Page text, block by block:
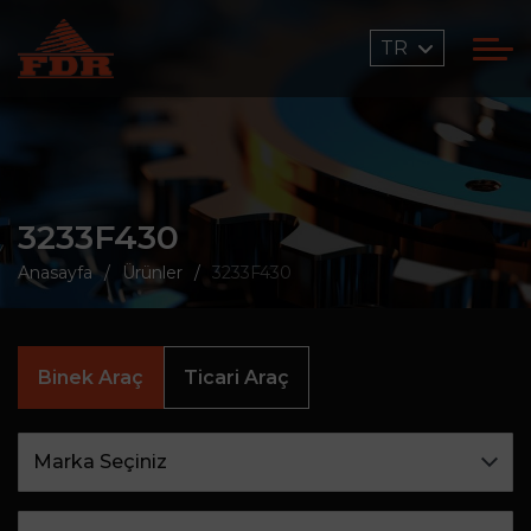
TR
3233F430
Anasayfa Ürünler 3233F430
Binek Araç Ticari Araç